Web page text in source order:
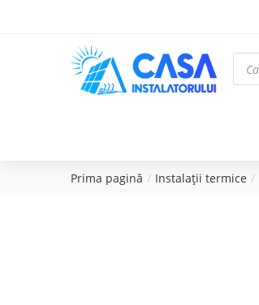
Prima pagină Instalații termice